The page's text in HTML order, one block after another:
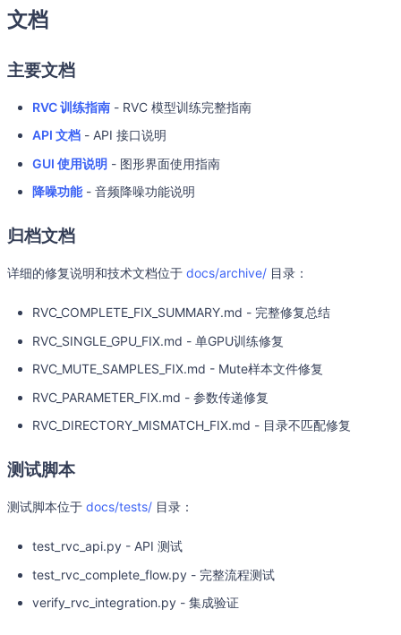
文档
主要文档
RVC 训练指南 - RVC 模型训练完整指南
API 文档 - API 接口说明
GUI 使用说明 - 图形界面使用指南
降噪功能- 音频降噪功能说明
归档文档
详细的修复说明和技术文档位于 docs/archive/ 目录：
RVC_COMPLETE_FIX_SUMMARY.md - 完整修复总结
RVC_SINGLE_GPU_FIX.md - 单GPU训练修复
RVC_MUTE_SAMPLES_FIX.md - Mute样本文件修复
RVC_PARAMETER_FIX.md - 参数传递修复
RVC_DIRECTORY_MISMATCH_FIX.md - 目录不匹配修复
测试脚本
测试脚本位于 docs/tests/ 目录：
test_rvc_api.py - API 测试
test_rvc_complete_flow.py - 完整流程测试
verify_rvc_integration.py - 集成验证